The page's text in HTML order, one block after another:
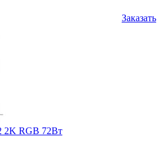
Заказать
2K RGB 72Вт